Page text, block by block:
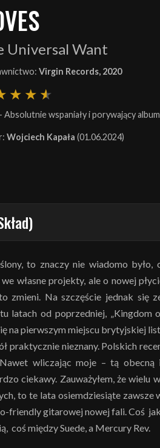
Universal Want
Virgin Records, 2020
Absolutnie wspaniały i porywający
Wojciech Kapała (01.06.2024)
to znaczy nie wiadomo było,
własne projekty, ale o nowej
zmieni. Na szczęście jednak się
latach od poprzedniej, „Kingdom
na pierwszym miejscu brytyjskiej
praktycznie nieznany. Polskich
wliczając moje – tą obecną
ciekawy. Zauważyłem, że wielu
to te lata osiemdziesiąte zawsze
friendly gitarowej nowej fali. Coś
coś między Suede, a Mercury Rev.